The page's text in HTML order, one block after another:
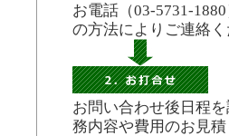
お電話（03-5731-
の方法によりご連絡く
お問い合わせ後日程
務内容や費用のお見